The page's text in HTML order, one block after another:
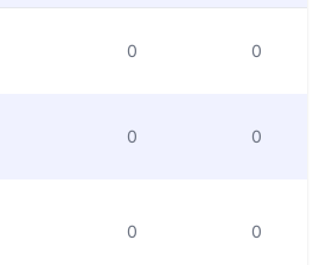
0 0
0 0
0 0